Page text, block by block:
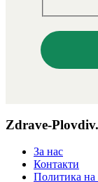
Zdrave-
За нас
Контакти
Политика на